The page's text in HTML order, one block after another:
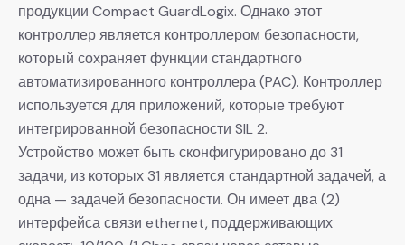
продукции Compact GuardLogix. Однако этот
контроллер является контроллером безопасности,
который сохраняет функции стандартного
автоматизированного контроллера (PAC). Контроллер
используется для приложений, которые требуют
интегрированной безопасности SIL 2.
Устройство может быть сконфигурировано до 31
задачи, из которых 31 является стандартной задачей, а
одна — задачей безопасности. Он имеет два (2)
интерфейса связи ethernet, поддерживающих